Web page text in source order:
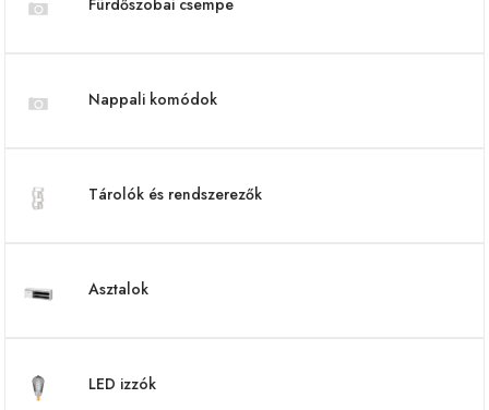
Fürdőszobai csempe
Nappali komódok
Tárolók és rendszerezők
Asztalok
LED izzók